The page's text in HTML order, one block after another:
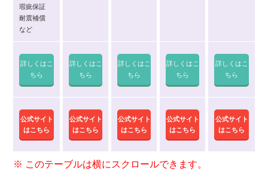
瑕疵保証
耐震補償
など
詳しくはこ
ちら
詳しくはこ
ちら
詳しくはこ
ちら
詳しくはこ
ちら
詳しくはこ
ちら
公式サイト
はこちら
公式サイト
はこちら
公式サイト
はこちら
公式サイト
はこちら
公式サイト
はこちら